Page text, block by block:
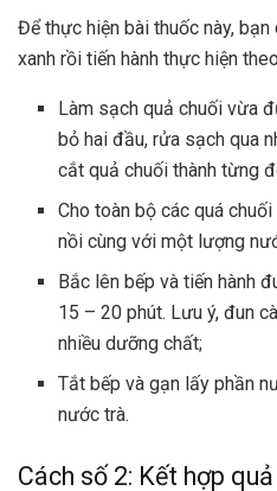
Để thực hiện bài thuốc này,
xanh rồi tiến hành thực hiện
Làm sạch quả chuối vừa
bỏ hai đầu, rửa sạch qua
cắt quả chuối thành từng
Cho toàn bộ các quá
nồi cùng với một lượng
Bắc lên bếp và tiến hành
15 – 20 phút. Lưu ý, đun
nhiều dưỡng chất;
Tắt bếp và gạn lấy phần
nước trà.
Cách số 2: Kết hợp